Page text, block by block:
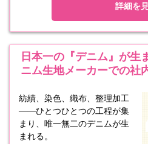
詳細を
日本一の『デニム』が
ニム生地メーカーでの社
紡績、染色、織布、整理加工
――ひとつひとつの工程が集
まり、唯一無二のデニムが生
まれる。